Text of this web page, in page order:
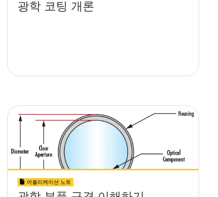
광학 코팅 개론
어플리케이션 노트